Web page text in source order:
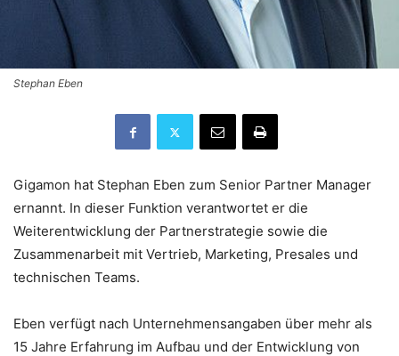
Stephan Eben
Gigamon hat Stephan Eben zum Senior Partner Manager
ernannt. In dieser Funktion verantwortet er die
Weiterentwicklung der Partnerstrategie sowie die
Zusammenarbeit mit Vertrieb, Marketing, Presales und
technischen Teams.
Eben verfügt nach Unternehmensangaben über mehr als
15 Jahre Erfahrung im Aufbau und der Entwicklung von